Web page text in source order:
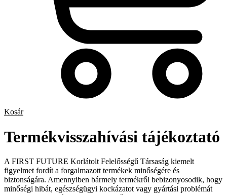
Kosár
Termékvisszahívási tájékoztató
A FIRST FUTURE Korlátolt Felelősségű Társaság kiemelt
figyelmet fordít a forgalmazott termékek minőségére és
biztonságára. Amennyiben bármely termékről bebizonyosodik, hogy
minőségi hibát, egészségügyi kockázatot vagy gyártási problémát